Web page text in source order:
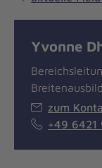
Yvonne
zum
+49